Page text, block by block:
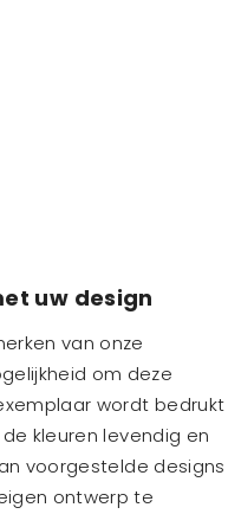
uw design
van onze
om deze
wordt bedrukt
kleuren levendig en
voorgestelde designs
ontwerp te